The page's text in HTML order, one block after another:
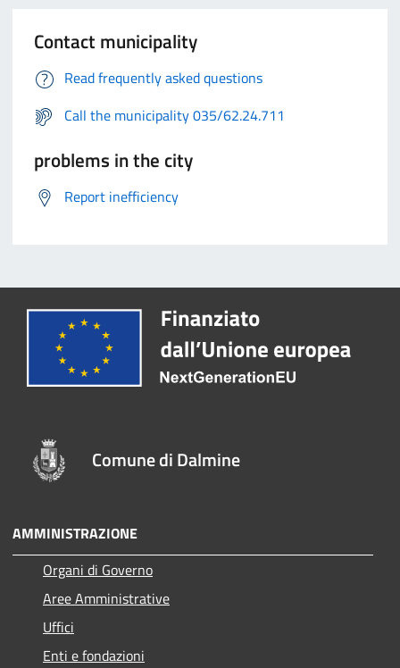
Contact municipality
Read frequently asked questions
Call the municipality 035/62.24.711
problems in the city
Report inefficiency
Comune di Dalmine
AMMINISTRAZIONE
Organi di Governo
Aree Amministrative
Uffici
Enti e fondazioni